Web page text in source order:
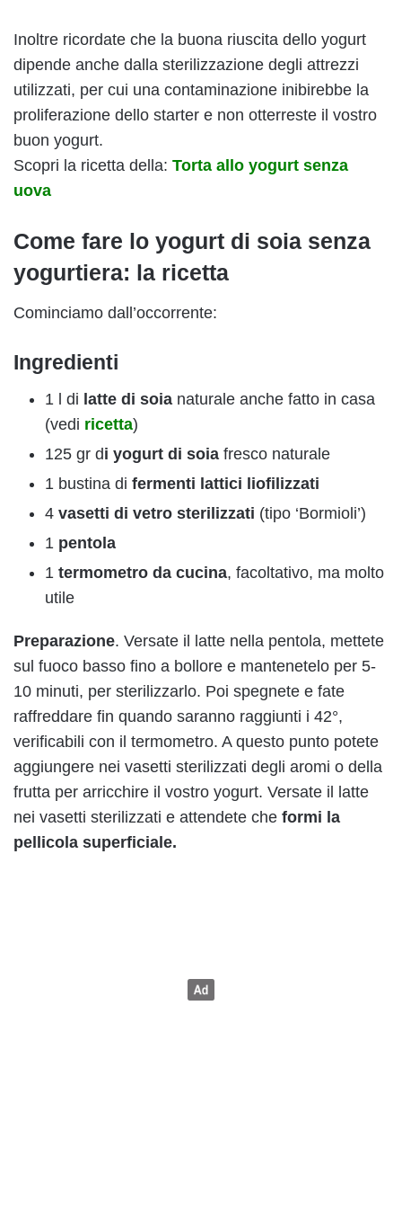
Inoltre ricordate che la buona riuscita dello yogurt
dipende anche dalla sterilizzazione degli attrezzi
utilizzati, per cui una contaminazione inibirebbe la
proliferazione dello starter e non otterreste il vostro
buon yogurt.
Scopri la ricetta della: Torta allo yogurt senza
uova
Come fare lo yogurt di soia senza
yogurtiera: la ricetta
Cominciamo dall’occorrente:
Ingredienti
1 l di latte di soia naturale anche fatto in casa
(vedi ricetta)
125 gr di yogurt di soia fresco naturale
1 bustina di fermenti lattici liofilizzati
4 vasetti di vetro sterilizzati (tipo ‘Bormioli’)
1 pentola
1 termometro da cucina, facoltativo, ma molto
utile
Preparazione. Versate il latte nella pentola, mettete
sul fuoco basso fino a bollore e mantenetelo per 5-
10 minuti, per sterilizzarlo. Poi spegnete e fate
raffreddare fin quando saranno raggiunti i 42°,
verificabili con il termometro. A questo punto potete
aggiungere nei vasetti sterilizzati degli aromi o della
frutta per arricchire il vostro yogurt. Versate il latte
nei vasetti sterilizzati e attendete che formi la
pellicola superficiale.